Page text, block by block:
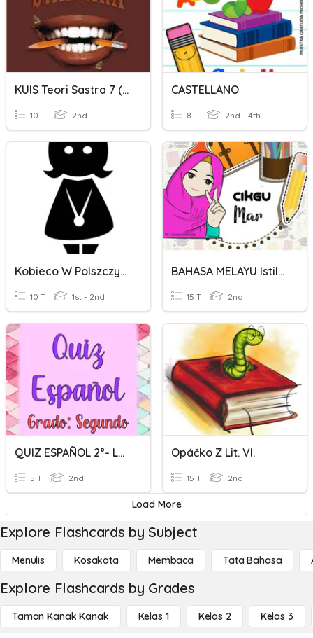
KUIS Teori Sastra 7 (Stilistika)
10 T 2nd
CASTELLANO
8 T 2nd - 4th
Kobieco W Polszczyźnie
10 T 1st - 2nd
BAHASA MELAYU Istilah Komsas
15 T 2nd
QUIZ ESPAÑOL 2°- La Metáfora Y La Comparación
5 T 2nd
Opáčko Z Lit. VI.
15 T 2nd
Load More
Explore Flashcards by Subject
Menulis Kosakata Membaca Tata Bahasa
Explore Flashcards by Grades
Taman Kanak Kanak Kelas 1 Kelas 2 Kelas 3